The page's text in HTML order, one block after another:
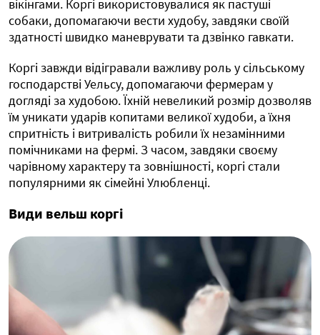
вікінгами. Коргі використовувалися як пастуші
собаки, допомагаючи вести худобу, завдяки своїй
здатності швидко маневрувати та дзвінко гавкати.
Коргі завжди відігравали важливу роль у сільському
господарстві Уельсу, допомагаючи фермерам у
догляді за худобою. Їхній невеликий розмір дозволяв
їм уникати ударів копитами великої худоби, а їхня
спритність і витривалість робили їх незамінними
помічниками на фермі. З часом, завдяки своєму
чарівному характеру та зовнішності, коргі стали
популярними як сімейні Улюбленці.
Види вельш коргі